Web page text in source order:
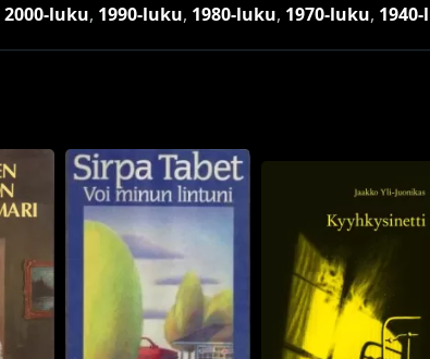
2000-luku, 1990-luku, 1980-luku, 1970-luku,